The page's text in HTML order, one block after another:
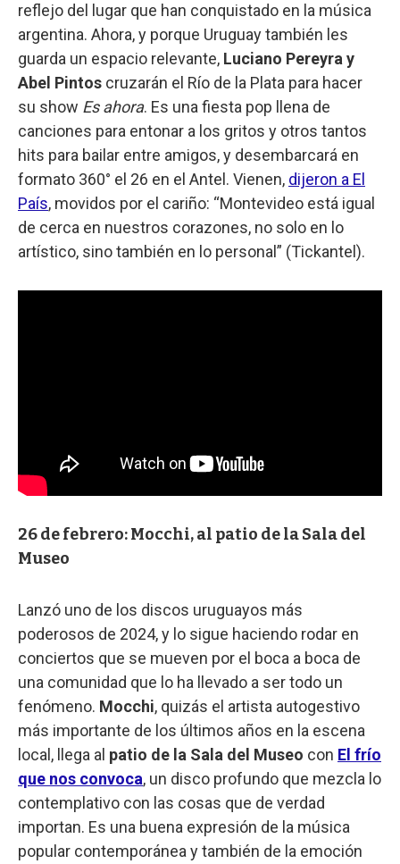
reflejo del lugar que han conquistado en la música
argentina. Ahora, y porque Uruguay también les
guarda un espacio relevante, Luciano Pereyra y
Abel Pintos cruzarán el Río de la Plata para hacer
su show Es ahora. Es una fiesta pop llena de
canciones para entonar a los gritos y otros tantos
hits para bailar entre amigos, y desembarcará en
formato 360° el 26 en el Antel. Vienen, dijeron a El
País, movidos por el cariño: “Montevideo está igual
de cerca en nuestros corazones, no solo en lo
artístico, sino también en lo personal” (Tickantel).
26 de febrero: Mocchi, al patio de la Sala del
Museo
Lanzó uno de los discos uruguayos más
poderosos de 2024, y lo sigue haciendo rodar en
conciertos que se mueven por el boca a boca de
una comunidad que lo ha llevado a ser todo un
fenómeno. Mocchi, quizás el artista autogestivo
más importante de los últimos años en la escena
local, llega al patio de la Sala del Museo con El frío
que nos convoca, un disco profundo que mezcla lo
contemplativo con las cosas que de verdad
importan. Es una buena expresión de la música
popular contemporánea y también de la emoción